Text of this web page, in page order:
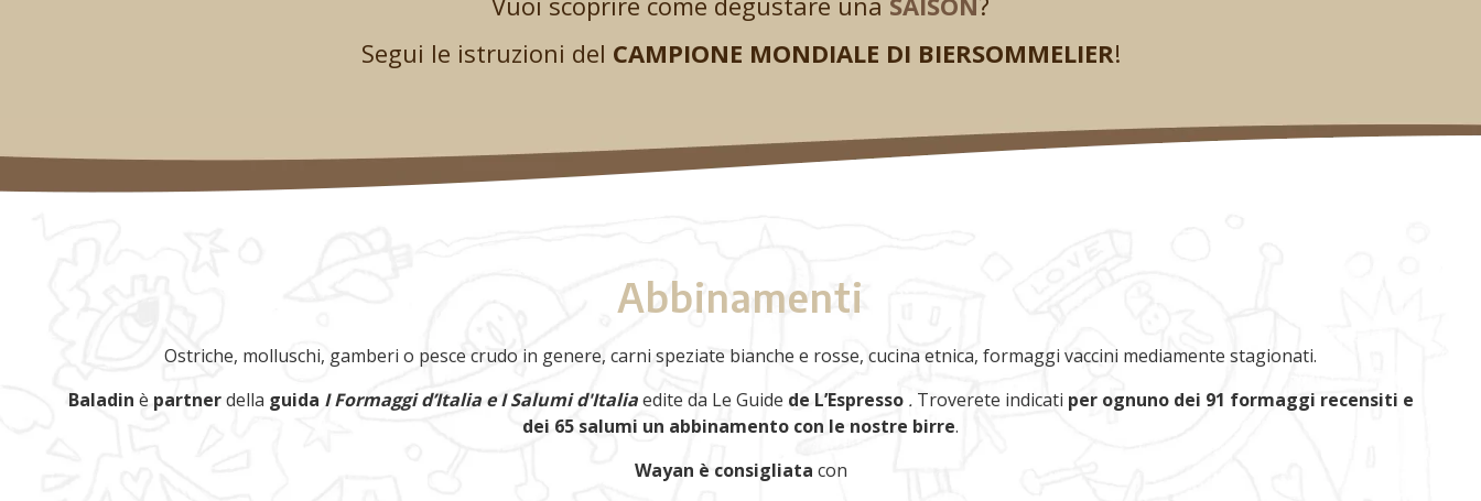
Segui le istruzioni del CAMPIONE MONDIALE DI BIERSOMMELIER!
Abbinamenti
Ostriche, molluschi, gamberi o pesce crudo in genere, carni speziate bianche e rosse, cucina etnica, formaggi vaccini mediamente stagionati.
Baladin è partnerdella guida I Formaggi d’Italia e I Salumi d'Italiaedite da Le Guide de L’Espresso .Troverete indicati per ognuno dei 91 formaggi recensiti e
dei 65 salumi un abbinamento con le nostre birre.
Wayan è consigliata con